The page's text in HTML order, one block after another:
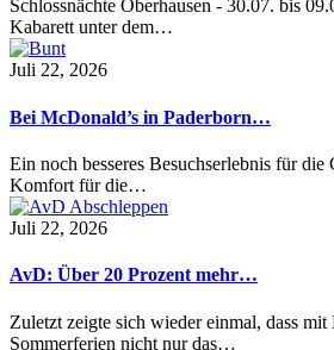
Schlossnächte Oberhausen - 30.07. bis
Kabarett unter dem…
Juli 22, 2026
Bei McDonald’s in Paderborn…
Ein noch besseres Besuchserlebnis für die
Komfort für die…
Juli 22, 2026
AvD: Über 20 Prozent mehr…
Zuletzt zeigte sich wieder einmal, dass mit
Sommerferien nicht nur das…